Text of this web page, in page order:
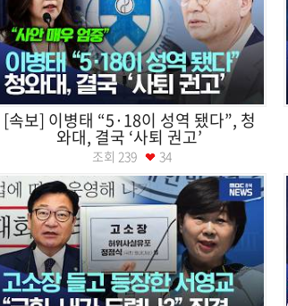
[속보] 이병태 “5·18이 성역 됐다”, 청
와대, 결국 ‘사퇴 권고’
조회 239 34